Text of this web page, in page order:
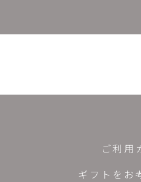
ご利用
ギフトをお